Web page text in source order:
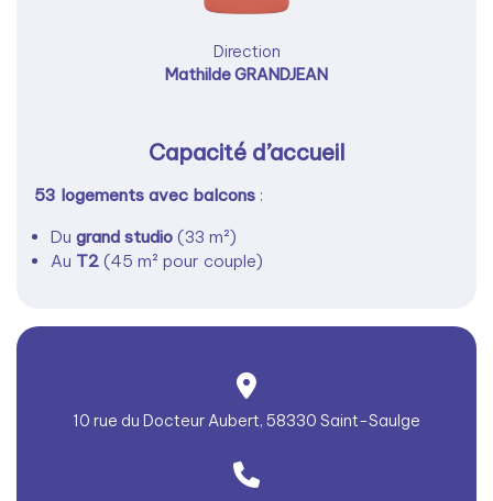
Direction
Mathilde GRANDJEAN
Capacité d’accueil
53 logements avec balcons :
Du grand studio (33 m²)
Au T2 (45 m² pour couple)
10 rue du Docteur Aubert, 58330 Saint-Saulge